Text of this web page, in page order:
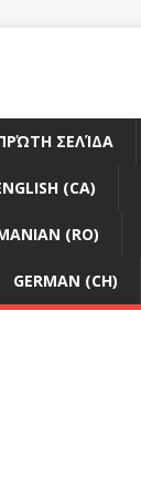
ΣΕΛΊΔΑ
(CA)
(RO)
GERMAN (CH)